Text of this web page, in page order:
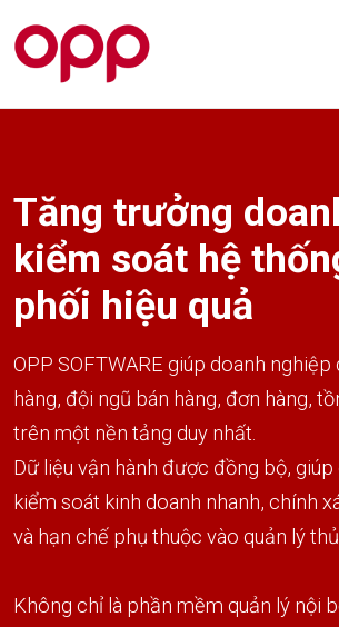
Tăng trưởng
kiểm soát hệ
phối hiệu quả
OPP SOFTWARE giúp doanh nghiệp
hàng, đội ngũ bán hàng, đơn hàng,
trên một nền tảng duy nhất.
Dữ liệu vận hành được đồng bộ,
kiểm soát kinh doanh nhanh, chính
và hạn chế phụ thuộc vào quản lý
Không chỉ là phần mềm quản lý nội